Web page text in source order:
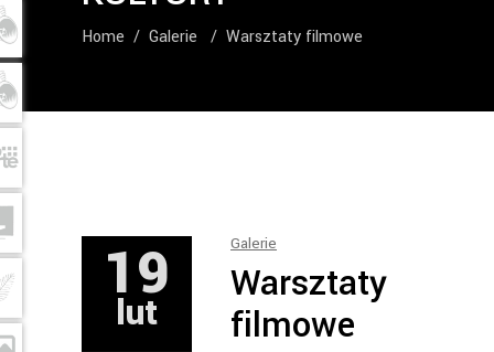
Home / Galerie / Warsztaty filmowe
19
lut
Galerie
Warsztaty
filmowe